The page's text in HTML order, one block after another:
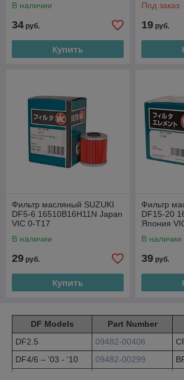
В наличии
34 руб.
Купить
Под заказ
19 руб.
Фильтр масляный SUZUKI
DF5-6 16510В16Н11N Japan
VIC 0-T17
В наличии
29 руб.
Купить
Фильтр
DF15-20
Япония
В наличии
39 руб.
DF Models Part Number
DF2.5
09482-00406
DF4/6 – ‘03 - ‘10
09482-00299